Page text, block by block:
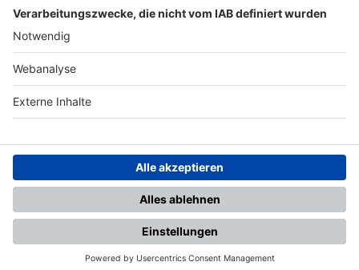
Nutzungsbedingungen Datenschutz Impressum